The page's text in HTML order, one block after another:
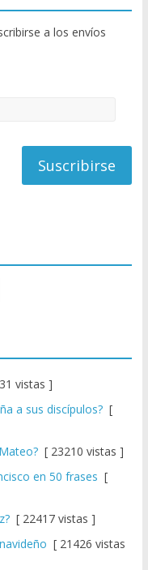
a los envíos
vistas ]
a sus discípulos?[
[ 23210 vistas ]
en 50 frases [
[ 22417 vistas ]
[ 21426 vistas